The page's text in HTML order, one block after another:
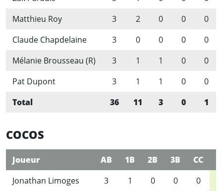
Matthieu Roy
3 2 0 0
0
Claude Chapdelaine
3 0 0 0
0
Mélanie Brousseau (R)
3 1 1 0
0
Pat Dupont
3 1 1 0
0
Total
36 11 3 0 1
COCOS
Joueur AB 1B 2B 3B CC
Jonathan Limoges
3 1 0 0 0